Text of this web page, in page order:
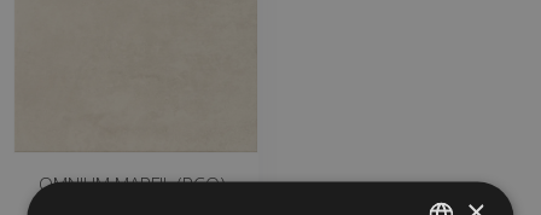
OMNIUM MARFIL (PCO)